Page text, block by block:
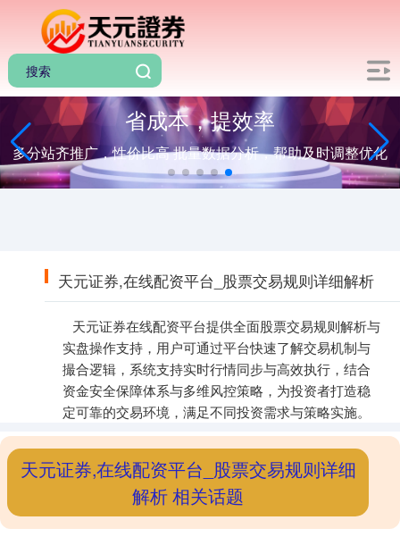
省成本，提效率
多分站齐推广，性价比高 批量数据分析，帮助及时调整优化
天元证券,在线配资平台_股票交易规则详细解析
天元证券在线配资平台提供全面股票交易规则解析与
实盘操作支持，用户可通过平台快速了解交易机制与
撮合逻辑，系统支持实时行情同步与高效执行，结合
资金安全保障体系与多维风控策略，为投资者打造稳
定可靠的交易环境，满足不同投资需求与策略实施。
天元证券,在线配资平台_股票交易规则详细
解析 相关话题